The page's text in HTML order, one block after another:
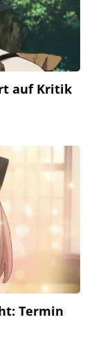
auf Kritik
Termin